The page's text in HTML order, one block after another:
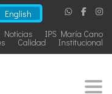
English
IPS María Cano
Noticias
Institucional
Calidad